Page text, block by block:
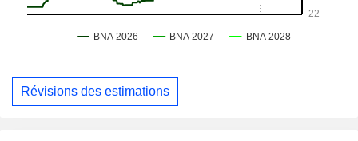
Révisions des estimations